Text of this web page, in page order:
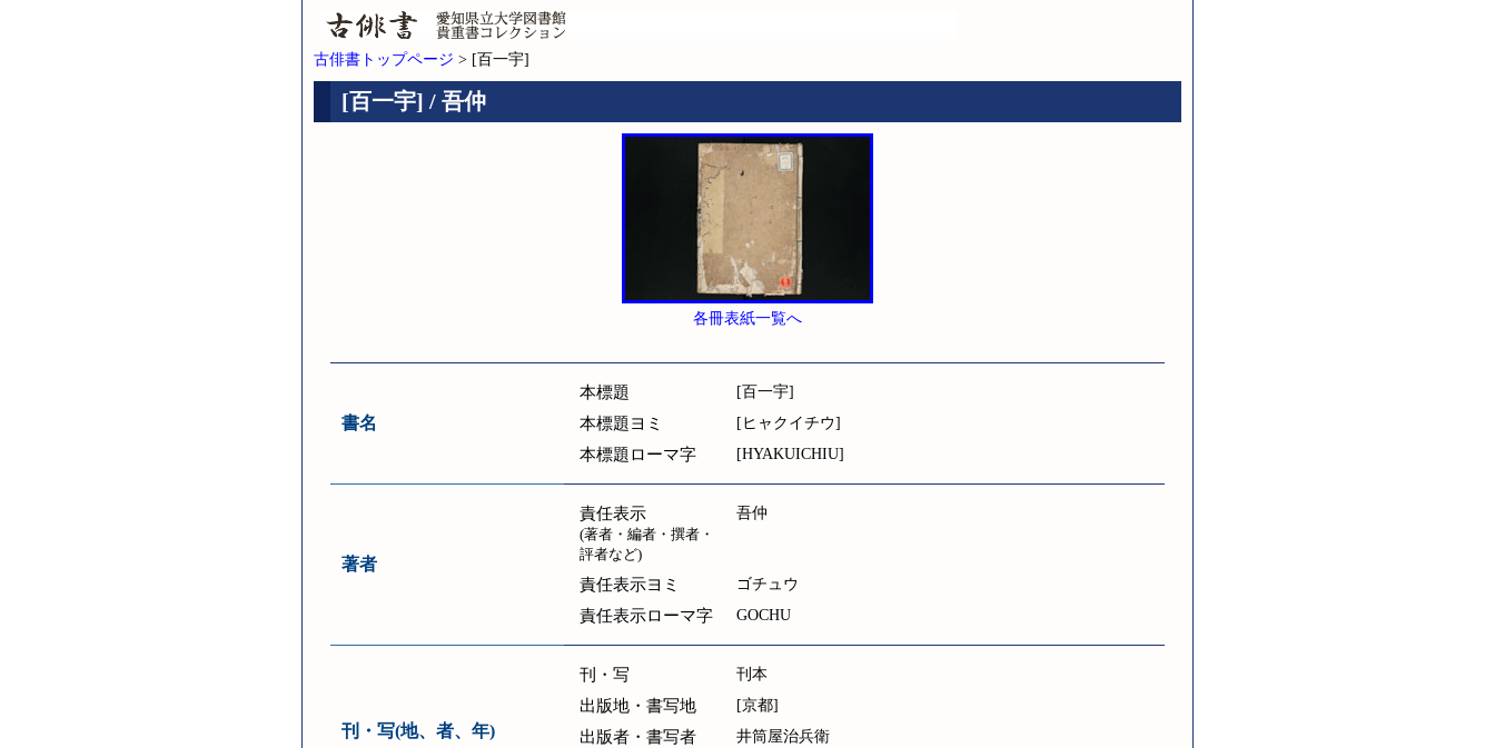
古俳書トップページ > [百一宇]
[百一宇] / 吾仲
各冊表紙一覧へ
書名
本標題 [百一宇]
本標題ヨミ [ヒャクイチウ]
本標題ローマ字 [HYAKUICHIU]
著者
責任表示
(著者・編者・撰者・
評者など)
吾仲
責任表示ヨミ ゴチュウ
責任表示ローマ字 GOCHU
刊・写(地、者、年)
刊・写 刊本
出版地・書写地 [京都]
出版者・書写者
井筒屋治兵衛